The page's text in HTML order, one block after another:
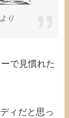
り
で見慣れた
ィだと思っ